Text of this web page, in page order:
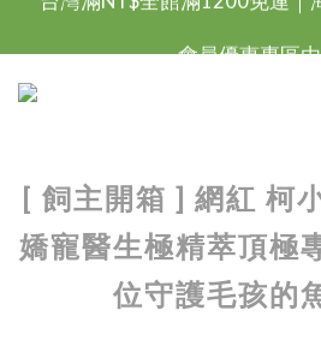
台灣滿NT$全館滿1200免運
[ 飼主開箱 ] 網紅 柯
嬌寵醫生極精萃頂極
位守護毛孩的